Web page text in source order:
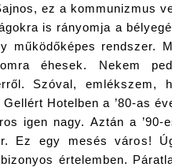
ez a kommunizmus
is rányomja a
működőképes rendszer.
éhesek. Nekem
Szóval, emlékszem,
Gellért Hotelben a ’80-as
igen nagy. Aztán a ’90-
Ez egy mesés város!
értelemben.